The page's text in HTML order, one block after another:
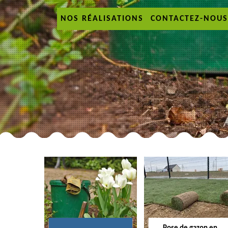
NOS RÉALISATIONS CONTACTEZ-